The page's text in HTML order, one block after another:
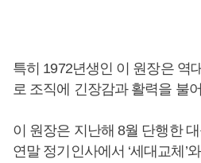
특히 1972년생인 이 원장은 역
로 조직에 긴장감과 활력을 불
이 원장은 지난해 8월 단행한
연말 정기인사에서 ‘세대교체’